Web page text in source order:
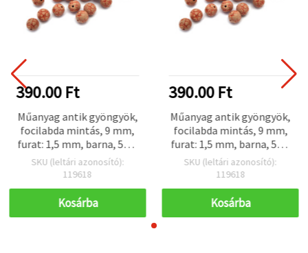
390.00 Ft
Műanyag antik gyöngyök,
focilabda mintás, 9 mm,
furat: 1,5 mm, barna, 50 g
(kb. 90 db)
SKU (leltári azonosító):
119618
Kosárba
390.00 Ft
Műanyag antik gyöngyök,
focilabda mintás, 9 mm,
furat: 1,5 mm, barna, 50 g
(kb. 90 db)
SKU (leltári azonosító):
119618
Kosárba